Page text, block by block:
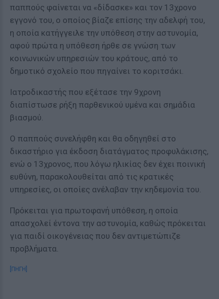
παππούς φαίνεται να «δίδασκε» και τον 13χρονο
εγγονό του, ο οποίος βίαζε επίσης την αδελφή του,
η οποία κατήγγειλε την υπόθεση στην αστυνομία,
αφού πρώτα η υπόθεση ήρθε σε γνώση των
κοινωνικών υπηρεσιών του κράτους, από το
δημοτικό σχολείο που πηγαίνει το κοριτσάκι.
Ιατροδικαστής που εξέτασε την 9χρονη
διαπίστωσε ρήξη παρθενικού υμένα και σημάδια
βιασμού.
Ο παππούς συνελήφθη και θα οδηγηθεί στο
δικαστήριο για έκδοση διατάγματος προφυλάκισης,
ενώ ο 13χρονος, που λόγω ηλικίας δεν έχει ποινική
ευθύνη, παρακολουθείται από τις κρατικές
υπηρεσίες, οι οποίες ανέλαβαν την κηδεμονία του.
Πρόκειται για πρωτοφανή υπόθεση, η οποία
απασχολεί έντονα την αστυνομία, καθώς πρόκειται
για παιδί οικογένειας που δεν αντιμετώπιζε
προβλήματα.
[ΠΗΓΗ]